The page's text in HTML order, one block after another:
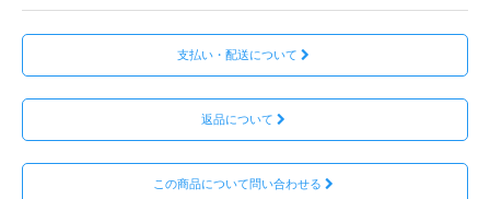
支払い・配送について
返品について
この商品について問い合わせる